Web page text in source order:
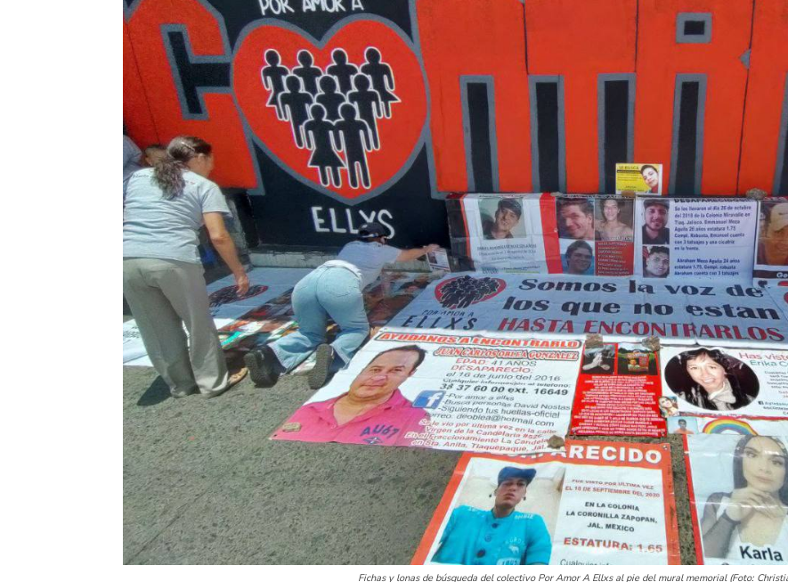
Fichas y lonas de búsqueda del colectivo Por Amor A Ellxs al pie del mural memorial (Foto: